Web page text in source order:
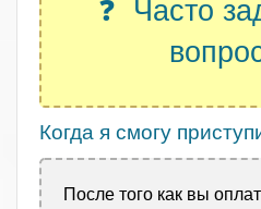
❓ Часто
Когда я смогу
После того как вы